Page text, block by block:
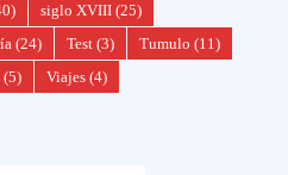
siglo XVIII (25)
(24) Test (3) Tumulo (11)
(5) Viajes (4)